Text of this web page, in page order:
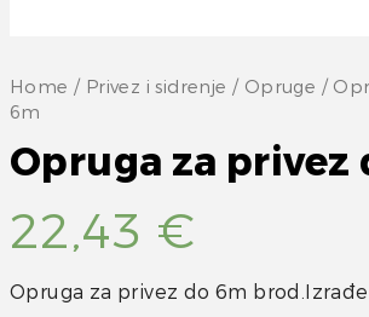
Home / Privez i sidrenje / Opruge /
6m
Opruga za privez
22,43 €
Opruga za privez do 6m